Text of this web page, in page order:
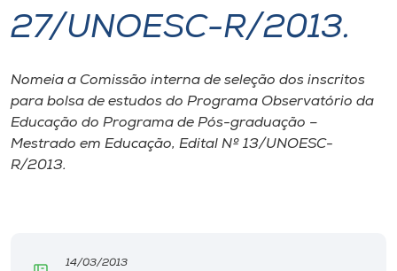
I.nova
Diplomados
Cultura
27/UNOESC-R/2013.
Nomeia a Comissão interna de seleção dos inscritos
para bolsa de estudos do Programa Observatório da
Educação do Programa de Pós-graduação –
Mestrado em Educação, Edital Nº 13/UNOESC-
R/2013.
14/03/2013